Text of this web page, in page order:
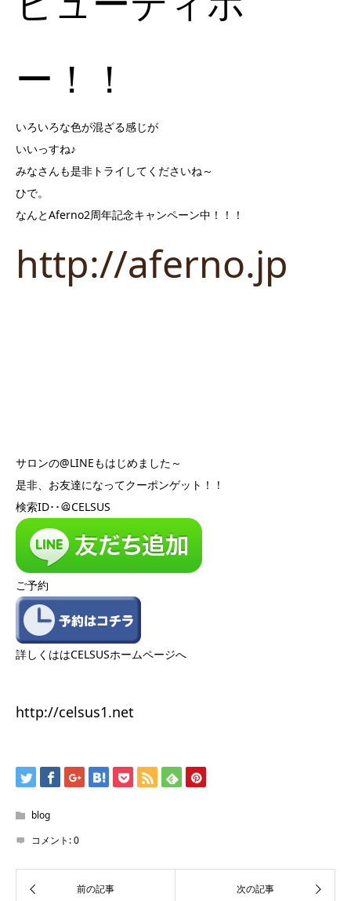
ー！！
いろいろな色が混ざる感じが
いいっすね♪
みなさんも是非トライしてくださいね～
ひで。
なんとAferno2周年記念キャンペーン中！！！
http://aferno.jp
サロンの@LINEもはじめました～
是非、お友達になってクーポンゲット！！
検索ID･･＠CELSUS
ご予約
詳しくははCELSUSホームページへ
http://celsus1.net
blog
コメント:0